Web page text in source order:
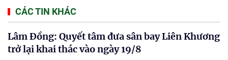
CÁC TIN KHÁC
Lâm Đồng: Quyết tâm đưa sân bay Liên Khương
trở lại khai thác vào ngày 19/8